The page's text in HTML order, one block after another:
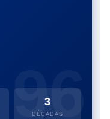
3
DÉCADAS